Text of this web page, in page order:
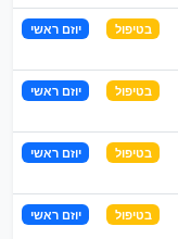
בטיפול יוזם ראשי
בטיפול יוזם ראשי
בטיפול יוזם ראשי
בטיפול יוזם ראשי